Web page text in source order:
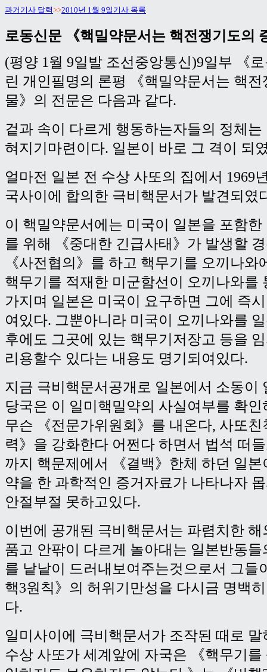
과거기사 달력>>2010년 1월 9일기사 목록
로동신문 《핵밀약문서는 핵전쟁기도의
(평양 1월 9일발 조선중앙통신)9일부 《
린 개인필명의 론평 《핵밀약문서는 핵
물》의 전문은 다음과 같다.
겉과 속이 다르게 행동하는자들의 정체
혀지기마련이다. 일본이 바로 그 격이 되
얼마전 일본 전 수상 사또의 집에서 1969
국사이에 합의한 극비핵문서가 발견되였
이 핵밀약문서에는 미국이 일본을 포함
를 위해 《중대한 긴급사태》가 발생할
《사전협의》를 하고 핵무기를 오끼나와
핵무기를 적재한 미군함선이 오끼나와를
가지며 일본은 미국이 요구하면 그에 즉
여있다. 그뿐아니라 미국이 오끼나와를
후에도 그곳에 있는 핵무기저장고 등을
리용할수 있다는 내용도 명기되여있다.
지금 극비핵문서공개로 일본에서 소동이
당국은 이 일미핵밀약의 사실여부를 확인
무슨 《전문가위원회》를 내온다, 사또
력》을 강화한다 어쩐다 하면서 법석 떠
까지 핵문제에서 《결백》한체 하던 일
약을 한 과학적인 증거자료가 나타나자
안절부절 못하고있다.
이번에 공개된 극비핵문서는 파렴치한
품고 안팎이 다르게 놀아대는 일본반동
를 낱낱이 드러내보여주는것으로서 그들
핵3원칙》의 허위기만성을 다시금 명백
다.
일미사이에 극비핵문서가 조작된 때로 말
수상 사또가 세계앞에 자국은 《핵무기